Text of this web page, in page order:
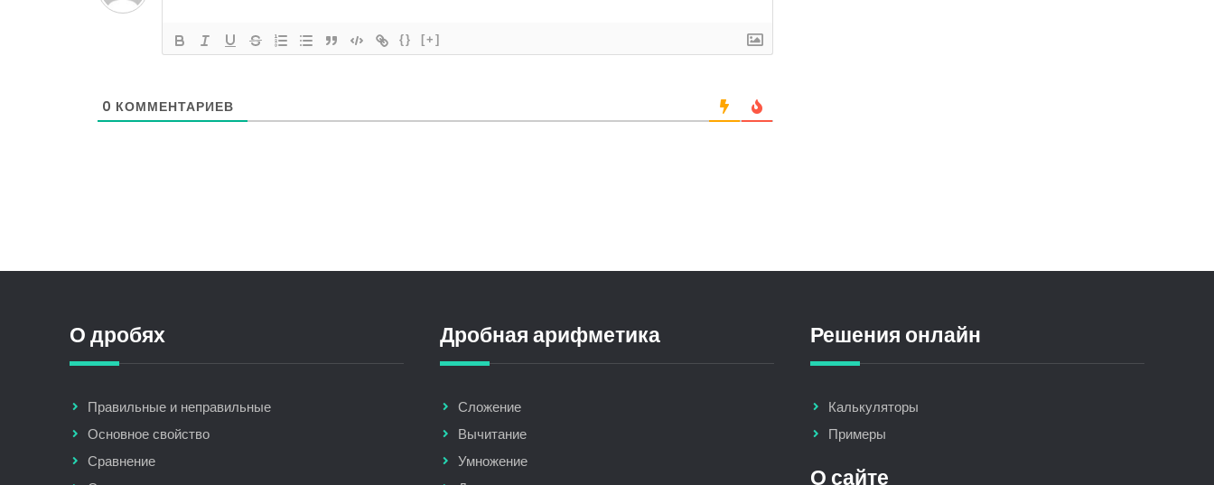
{} [+]
0 КОММЕНТАРИЕВ
О дробях
Правильные и неправильные
Основное свойство
Сравнение
Дробная арифметика
Сложение
Вычитание
Умножение
Решения онлайн
Калькуляторы
Примеры
О сайте